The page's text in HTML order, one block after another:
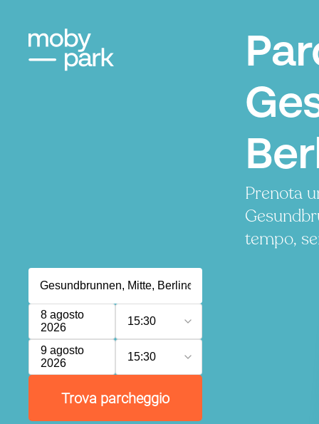
Prenota
tempo,
8 agosto
2026
15:30
9 agosto
2026
15:30
Trova parcheggio